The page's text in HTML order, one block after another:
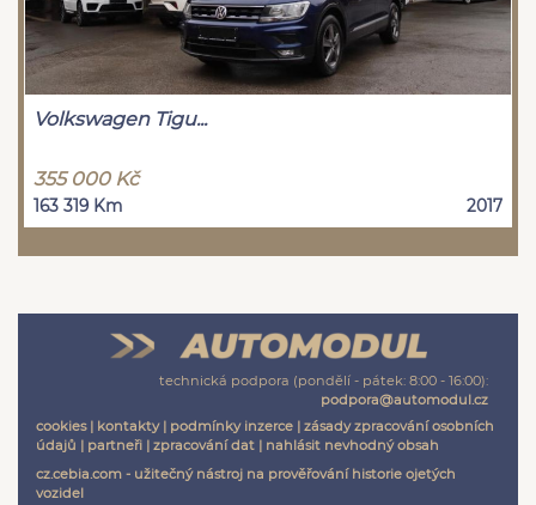
Volkswagen Tigu...
355 000 Kč
163 319 Km 2017
technická podpora (pondělí - pátek: 8:00 - 16:00):
podpora@automodul.cz
cookies| kontakty| podmínky inzerce | zásady zpracování osobních
údajů | partneři | zpracování dat | nahlásit nevhodný obsah
cz.cebia.com - užitečný nástroj na prověřování historie ojetých
vozidel